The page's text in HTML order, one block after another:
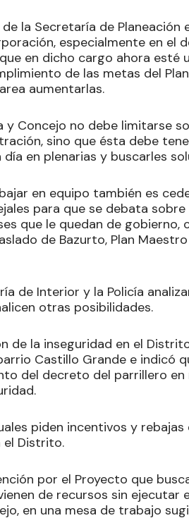
la Secretaría de Planeación
especialmente en el
en dicho cargo ahora esté
de las metas del
aumentarlas.
Concejo no debe limitarse
sino que ésta debe
en plenarias y buscarles
en equipo también es
para que se debata sobre
que le quedan de gobierno,
de Bazurto, Plan
de Interior y la Policía
otras posibilidades.
de la inseguridad en el
Castillo Grande e indicó
del decreto del parrillero
piden incentivos y rebajas
el Distrito.
por el Proyecto que
de recursos sin ejecutar
en una mesa de trabajo